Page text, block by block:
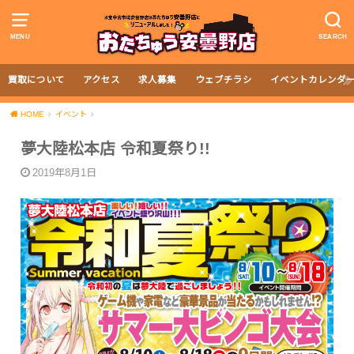
MENU SEARCH
買取について アクセス 求人募集 ウェブチラシ イベントカレンダ
HOME イベント
夢大陸松本店 令和夏祭り!!
2019年8月1日